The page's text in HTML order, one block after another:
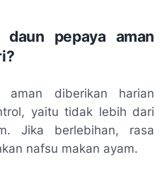
pepaya aman
aman diberikan harian
yaitu tidak lebih dari
Jika berlebihan, rasa
nafsu makan ayam.